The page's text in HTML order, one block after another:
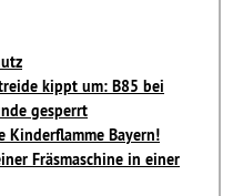
kippt um: B85 bei
gesperrt
Kinderflamme Bayern!
Fräsmaschine in einer